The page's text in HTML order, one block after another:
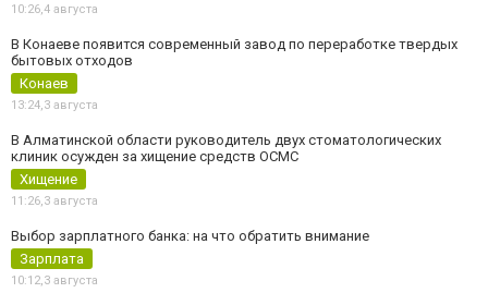
10:26, 4 августа
В Конаеве появится современный завод по переработке твердых
бытовых отходов
Конаев
13:24, 3 августа
В Алматинской области руководитель двух стоматологических
клиник осужден за хищение средств ОСМС
Хищение
11:26, 3 августа
Выбор зарплатного банка: на что обратить внимание
Зарплата
10:12, 3 августа